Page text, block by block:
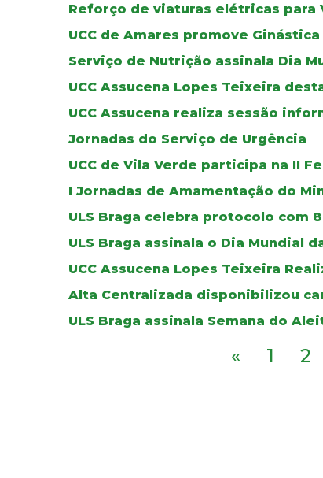
Reforço de viaturas elétricas para
UCC de Amares promove
Serviço de Nutrição assinala Dia
UCC Assucena Lopes Teixeira
UCC Assucena realiza sessão
Jornadas do Serviço de Urgência
UCC de Vila Verde participa na II
I Jornadas de Amamentação do
ULS Braga celebra protocolo com
ULS Braga assinala o Dia Mundial
UCC Assucena Lopes Teixeira
Alta Centralizada disponibilizou
ULS Braga assinala Semana do
« 1 2